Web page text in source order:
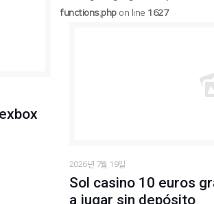
functions.phpon line 1627
2026년 7월 19일
Sol casino 10 euros
a jugar sin depósito